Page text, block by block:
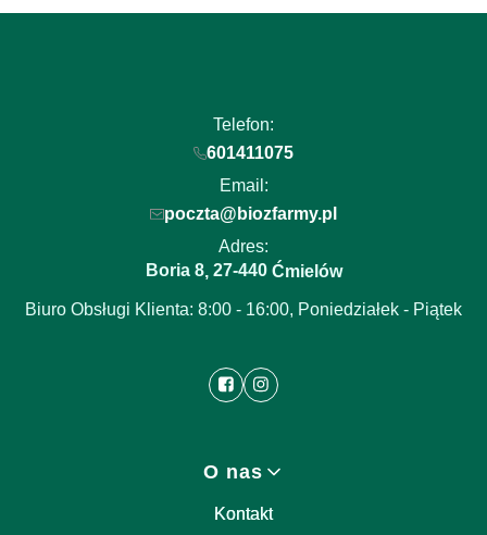
Telefon:
601411075
Email:
poczta@biozfarmy.pl
Adres:
Boria 8, 27-440Ćmielów
Biuro Obsługi Klienta: 8:00 - 16:00, Poniedziałek - Piątek
O nas
Kontakt